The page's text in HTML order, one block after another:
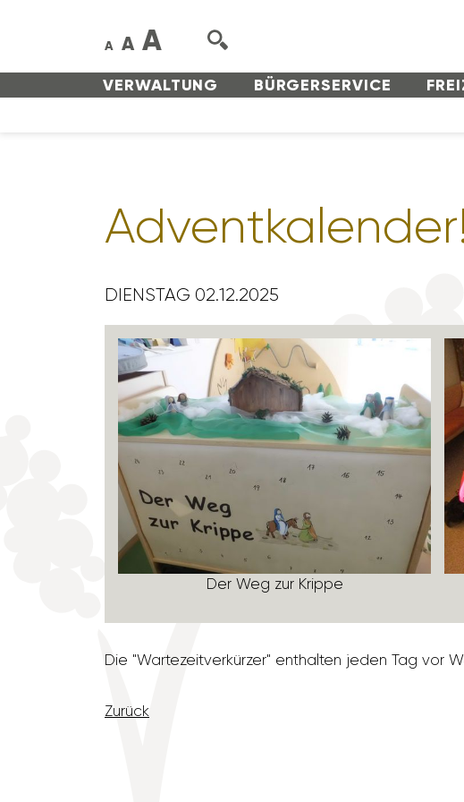
VERWAL­TUNG BÜRGER­SERVICE
A A A
DIENSTAG 02.12.2025
Der Weg zur Krippe
Die "Warte­zeit­ver­kürzer" enthalten jeden Tag vor
Zurück